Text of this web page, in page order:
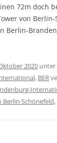
72m doch
von Berlin-
Berlin-
2020 unter
, BER
Berlin-Schönefeld,